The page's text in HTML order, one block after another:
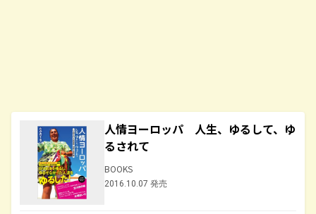
人情ヨーロッパ 人生、ゆるして、ゆ
るされて
BOOKS
2016.10.07 発売